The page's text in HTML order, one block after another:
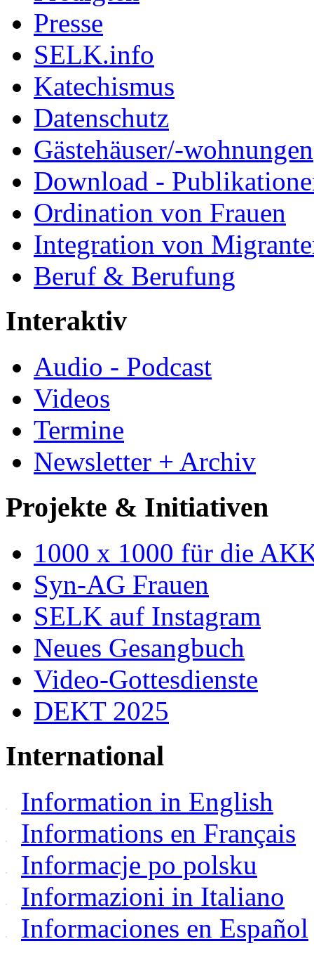
Presse
SELK.info
Katechismus
Datenschutz
Gästehäuser/-wohnungen
Download -
Ordination von Frauen
Integration von
Beruf & Berufung
Interaktiv
Audio - Podcast
Videos
Termine
Newsletter + Archiv
Projekte & Initiativen
1000 x 1000 für die
Syn-AG Frauen
SELK auf Instagram
Neues Gesangbuch
Video-Gottesdienste
DEKT 2025
International
Information in English
Informations en Français
Informacje po polsku
Informazioni in Italiano
Informaciones en Español